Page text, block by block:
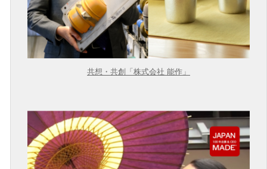
共想・共創「株式会社 能作」